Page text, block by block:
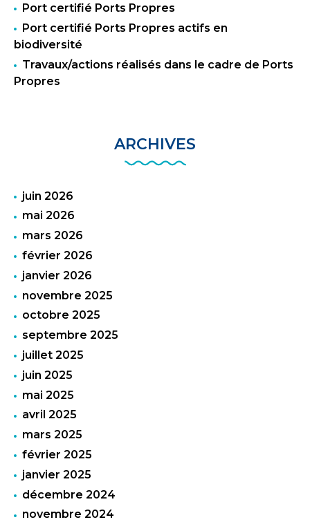
Port certifié Ports Propres
Port certifié Ports Propres actifs en
biodiversité
Travaux/actions réalisés dans le cadre de Ports
Propres
ARCHIVES
juin 2026
mai 2026
mars 2026
février 2026
janvier 2026
novembre 2025
octobre 2025
septembre 2025
juillet 2025
juin 2025
mai 2025
avril 2025
mars 2025
février 2025
janvier 2025
décembre 2024
novembre 2024